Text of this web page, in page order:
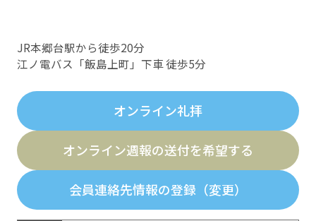
JR本郷台駅から徒歩20分
江ノ電バス「飯島上町」下車 徒歩5分
オンライン礼拝
オンライン週報の送付を希望する
会員連絡先情報の登録（変更）